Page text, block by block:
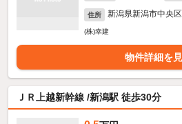
住所 新潟県新潟市中央
(株)幸建
物件詳細を
ＪＲ上越新幹線 /新潟駅 徒歩30分